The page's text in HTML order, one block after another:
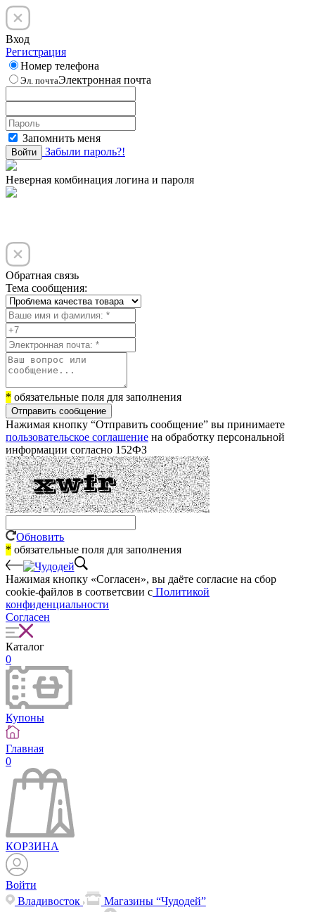
Вход
Регистрация
Номер телефона
Эл. почтаЭлектронная почта
Запомнить меня
Войти Забыли пароль?!
Неверная комбинация логина и пароля
Обратная связь
Тема сообщения:
* обязательные поля для заполнения
Отправить сообщение
Нажимая кнопку “Отправить сообщение” вы принимаете
пользовательское соглашение на обработку персональной
информации согласно 152ФЗ
Обновить
* обязательные поля для заполнения
Нажимая кнопку «Согласен», вы даёте cогласие на сбор
cookie-файлов в соответсвии с Политикой
конфиденциальности
Согласен
Каталог
0
Купоны
Главная
0
КОРЗИНА
Войти
Владивосток
Магазины “Чудодей”